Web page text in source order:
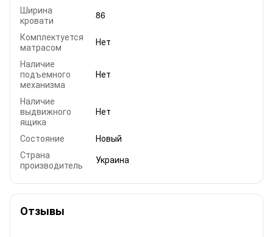
Ширина
кровати
86
Комплектуется
матрасом
Нет
Наличие
подъемного
механизма
Нет
Наличие
выдвижного
ящика
Нет
Состояние
Новый
Страна
производитель
Украина
Отзывы